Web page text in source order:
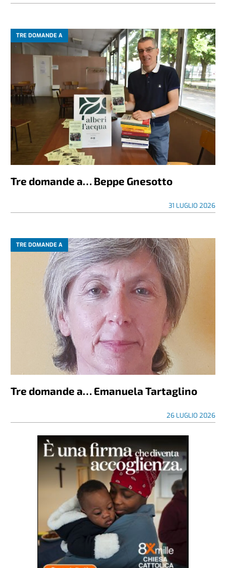
TRE DOMANDE A
Tre domande a… Beppe Gnesotto
31 LUGLIO 2026
TRE DOMANDE A
Tre domande a… Emanuela Tartaglino
26 LUGLIO 2026